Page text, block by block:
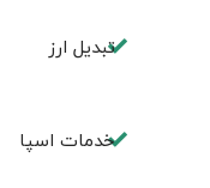
تبديل ارز
خدمات اسپا